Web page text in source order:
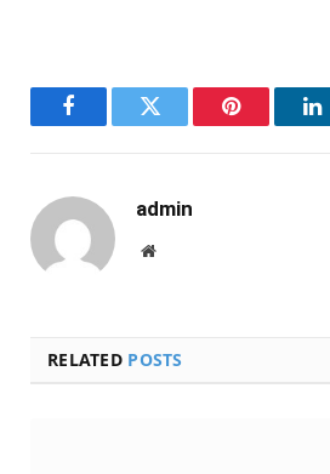
FacebookTwitter Pinterest
admin
Website
RELATED POSTS